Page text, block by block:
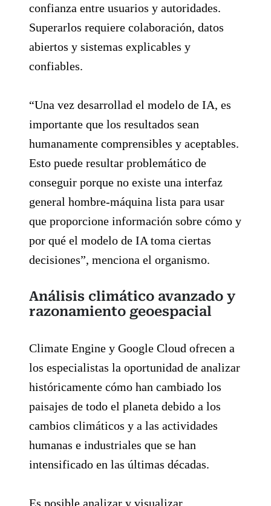
confianza entre usuarios y autoridades.
Superarlos requiere colaboración, datos
abiertos y sistemas explicables y
confiables.
“Una vez desarrollad el modelo de IA, es
importante que los resultados sean
humanamente comprensibles y aceptables.
Esto puede resultar problemático de
conseguir porque no existe una interfaz
general hombre-máquina lista para usar
que proporcione información sobre cómo y
por qué el modelo de IA toma ciertas
decisiones”, menciona el organismo.
Análisis climático avanzado y
razonamiento geoespacial
Climate Engine y Google Cloud ofrecen a
los especialistas la oportunidad de analizar
históricamente cómo han cambiado los
paisajes de todo el planeta debido a los
cambios climáticos y a las actividades
humanas e industriales que se han
intensificado en las últimas décadas.
Es posible analizar y visualizar